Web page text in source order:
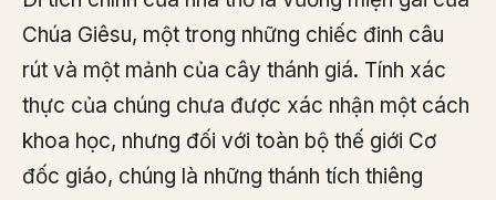
Chúa Giêsu, một trong những chiếc đinh câu
rút và một mảnh của cây thánh giá. Tính xác
thực của chúng chưa được xác nhận một cách
khoa học, nhưng đối với toàn bộ thế giới Cơ
đốc giáo, chúng là những thánh tích thiêng